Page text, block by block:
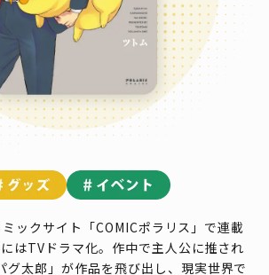
ックサイト「COMICポラリス」で連載
はTVドラマ化。作中で主人公に推され
グ太郎」が作品を飛び出し、現実世界で